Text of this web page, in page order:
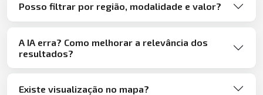
Posso filtrar por região, modalidade e valor?
A IA erra? Como melhorar a relevância dos
resultados?
Existe visualização no mapa?